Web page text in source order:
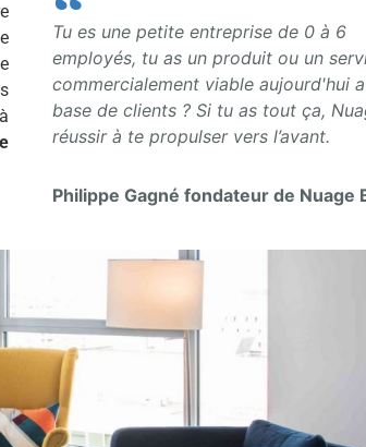
Tu es une petite entreprise de 0 à 6
employés, tu as un produit ou un
commercialement viable aujourd'hui
base de clients ? Si tu as tout ça,
réussir à te propulser vers l’avant.
Philippe Gagné fondateur de Nuage